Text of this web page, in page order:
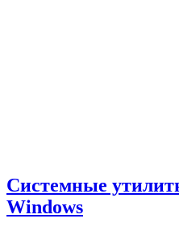
Системные
Windows